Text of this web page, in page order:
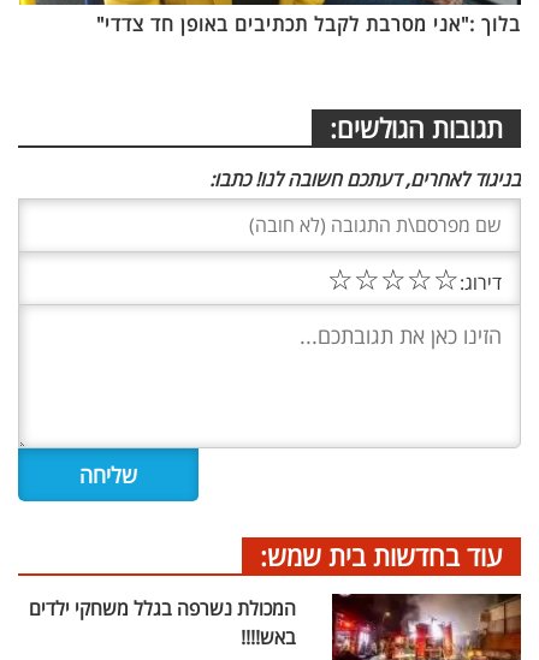
בלוך :"אני מסרבת לקבל תכתיבים באופן חד צדדי"
תגובות הגולשים:
בניגוד לאחרים, דעתכם חשובה לנו! כתבו:
דירוג:☆
☆
☆
☆
☆
עוד בחדשות בית שמש:
המכולת נשרפה בגלל משחקי ילדים
באש!!!!